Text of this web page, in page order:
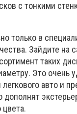
с тонкими
только в
Зайдите на
таких
Это
авто и
цвета.